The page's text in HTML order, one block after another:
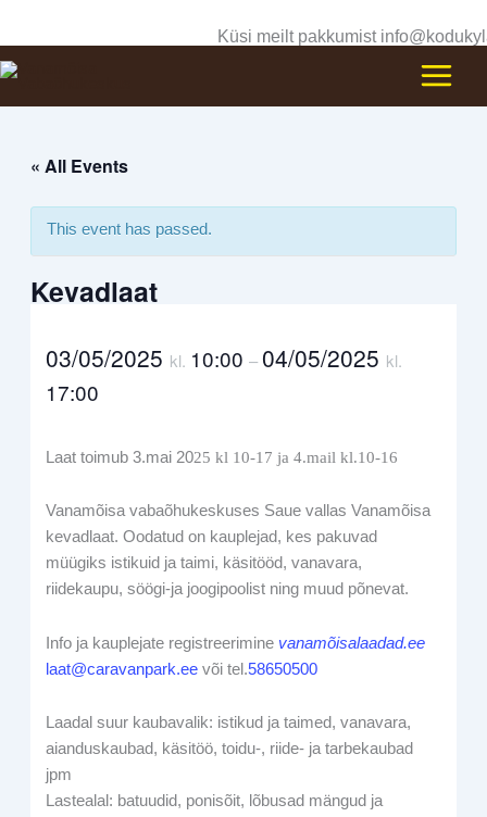
content
Küsi meilt pakkumist
« All Events
This event has passed.
Kevadlaat
03/05/2025 kl. 10:00– 04/05/2025 kl.
17:00
Laat toimub 3.mai 2025 kl 10-17 ja 4.mail kl.10-16
Vanamõisa vabaõhukeskuses Saue vallas Vanamõisa
kevadlaat. Oodatud on kauplejad, kes pakuvad
müügiks istikuid ja taimi, käsitööd, vanavara,
riidekaupu, söögi-ja joogipoolist ning muud põnevat.
Info ja kauplejate registreerimine vanamõisalaadad.ee
laat@caravanpark.ee või tel.58650500
Laadal suur kaubavalik: istikud ja taimed, vanavara,
aianduskaubad, käsitöö, toidu-, riide- ja tarbekaubad
jpm
Lastealal: batuudid, ponisõit, lõbusad mängud ja